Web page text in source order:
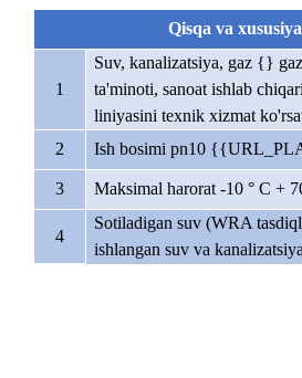
Qisqa va
1
Suv, kanalizatsiya, gaz {}
ta'minoti, sanoat ishlab
liniyasini texnik xizmat
2
Ish bosimi pn10
3 Maksimal harorat -10 ° C +
4
Sotiladigan suv (WRA
ishlangan suv va